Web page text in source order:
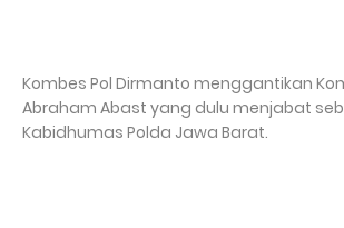
Kombes Pol Dirmanto menggantikan
Abraham Abast yang dulu menjabat
Kabidhumas Polda Jawa Barat.